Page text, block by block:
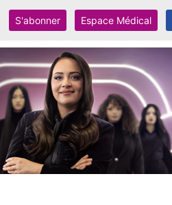
S'abonner Espace Médical